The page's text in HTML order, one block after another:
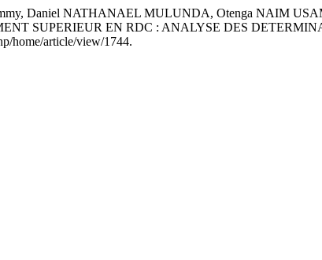
Daniel NATHANAEL MULUNDA, Otenga NAIM
SUPERIEUR EN RDC : ANALYSE DES
home/article/view/1744.